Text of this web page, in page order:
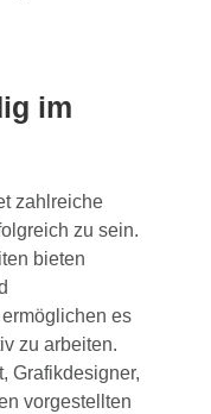
im
zahlreiche
zu sein.
bieten
es
zu arbeiten.
Grafikdesigner,
vorgestellten